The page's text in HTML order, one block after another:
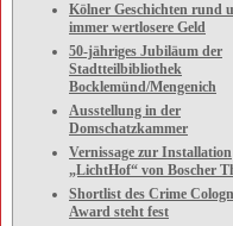
Kölner Geschichten rund
immer wertlosere Geld
50-jähriges Jubiläum der
Stadtteilbibliothek
Bocklemünd/Mengenich
Ausstellung in der
Domschatzkammer
Vernissage zur Installation
„LichtHof“ von Boscher
Shortlist des Crime
Award steht fest